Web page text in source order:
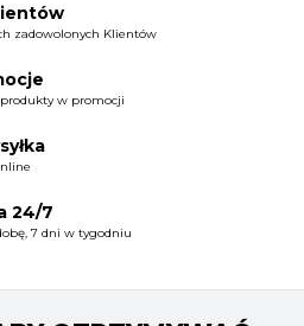
zadowolonych Klientów
w promocji
24/7
7 dni w tygodniu